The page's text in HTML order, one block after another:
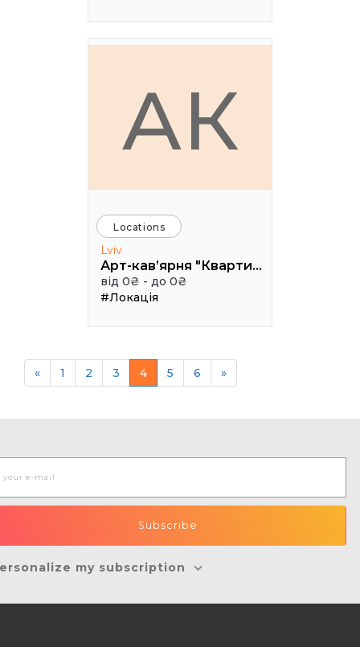
АК
Locations
Lviv
Арт-кав’ярня "Квартира 35"
від 0₴ - до 0₴
#Локація
« 1 2 3 4 5 6 »
my subscription